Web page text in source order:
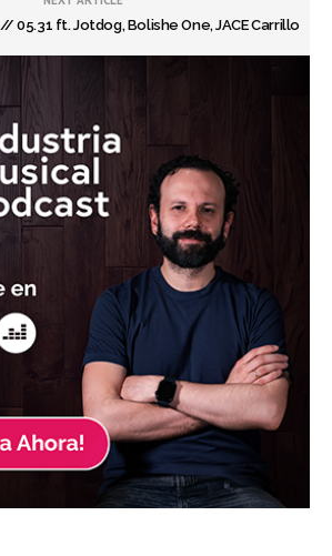
05.31 ft. Jotdog, Bolishe One, JACE Carrillo